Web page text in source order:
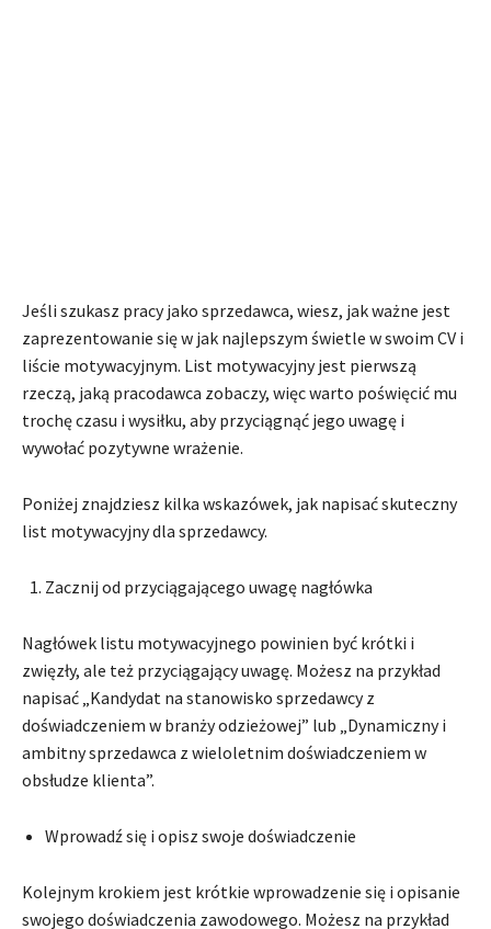
Jeśli szukasz pracy jako sprzedawca, wiesz, jak ważne jest
zaprezentowanie się w jak najlepszym świetle w swoim CV i
liście motywacyjnym. List motywacyjny jest pierwszą
rzeczą, jaką pracodawca zobaczy, więc warto poświęcić mu
trochę czasu i wysiłku, aby przyciągnąć jego uwagę i
wywołać pozytywne wrażenie.
Poniżej znajdziesz kilka wskazówek, jak napisać skuteczny
list motywacyjny dla sprzedawcy.
Zacznij od przyciągającego uwagę nagłówka
Nagłówek listu motywacyjnego powinien być krótki i
zwięzły, ale też przyciągający uwagę. Możesz na przykład
napisać „Kandydat na stanowisko sprzedawcy z
doświadczeniem w branży odzieżowej” lub „Dynamiczny i
ambitny sprzedawca z wieloletnim doświadczeniem w
obsłudze klienta”.
Wprowadź się i opisz swoje doświadczenie
Kolejnym krokiem jest krótkie wprowadzenie się i opisanie
swojego doświadczenia zawodowego. Możesz na przykład